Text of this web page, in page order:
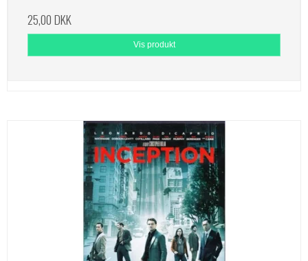
25,00 DKK
Vis produkt